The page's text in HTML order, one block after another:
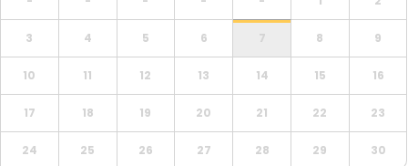
3 4 5 6 7 8 9
10 11 12 13 14 15 16
17 18 19 20 21 22 23
24 25 26 27 28 29 30